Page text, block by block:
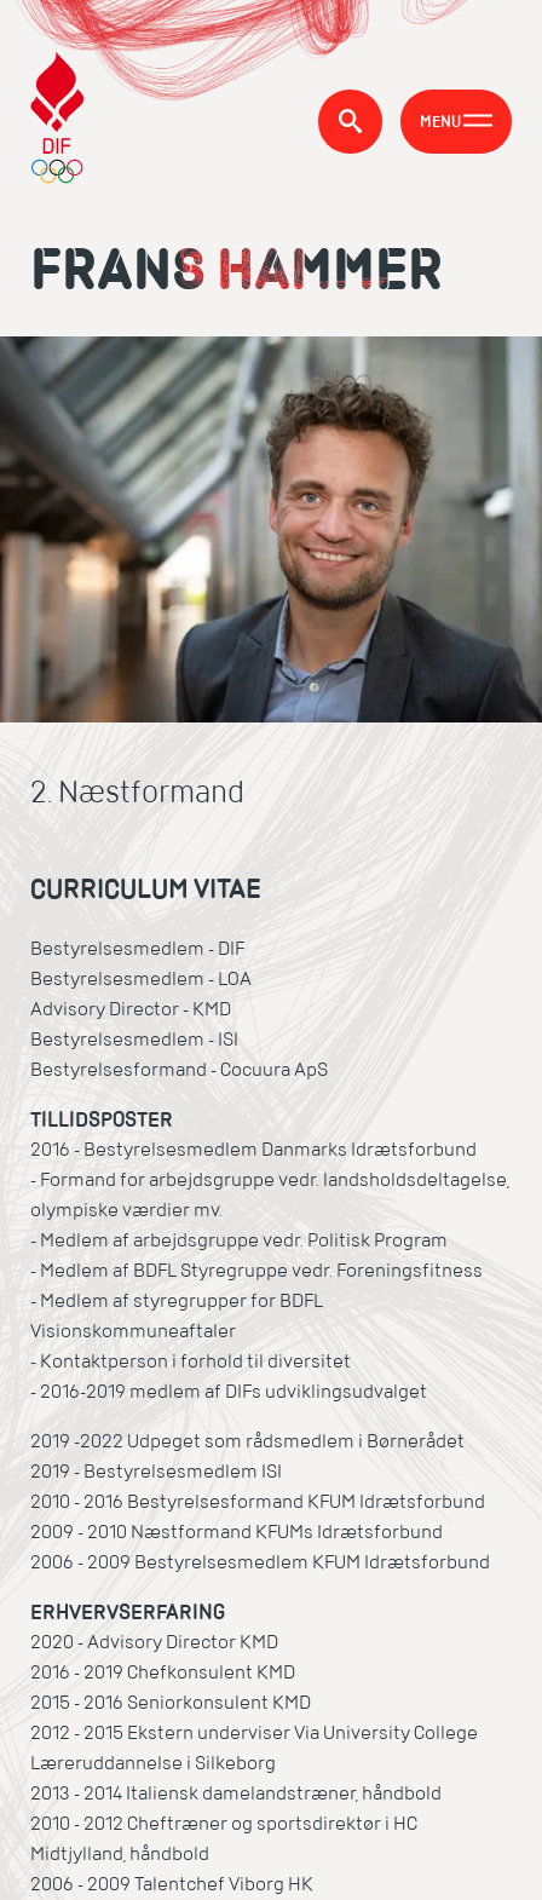
MENU
FRANS HAMMER
2. Næstformand
CURRICULUM VITAE
Bestyrelsesmedlem - DIF
Bestyrelsesmedlem - LOA
Advisory Director - KMD
Bestyrelsesmedlem - ISI
Bestyrelsesformand - Cocuura ApS
TILLIDSPOSTER
2016 - Bestyrelsesmedlem Danmarks Idrætsforbund
- Formand for arbejdsgruppe vedr. landsholdsdeltagelse,
olympiske værdier mv.
- Medlem af arbejdsgruppe vedr. Politisk Program
- Medlem af BDFL Styregruppe vedr. Foreningsfitness
- Medlem af styregrupper for BDFL
Visionskommuneaftaler
- Kontaktperson i forhold til diversitet
- 2016-2019 medlem af DIFs udviklingsudvalget
2019 -2022 Udpeget som rådsmedlem i Børnerådet
2019 - Bestyrelsesmedlem ISI
2010 - 2016 Bestyrelsesformand KFUM Idrætsforbund
2009 - 2010 Næstformand KFUMs Idrætsforbund
2006 - 2009 Bestyrelsesmedlem KFUM Idrætsforbund
ERHVERVSERFARING
2020 - Advisory Director KMD
2016 - 2019 Chefkonsulent KMD
2015 - 2016 Seniorkonsulent KMD
2012 - 2015 Ekstern underviser Via University College
Læreruddannelse i Silkeborg
2013 - 2014 Italiensk damelandstræner, håndbold
2010 - 2012 Cheftræner og sportsdirektør i HC
Midtjylland, håndbold
2006 - 2009 Talentchef Viborg HK